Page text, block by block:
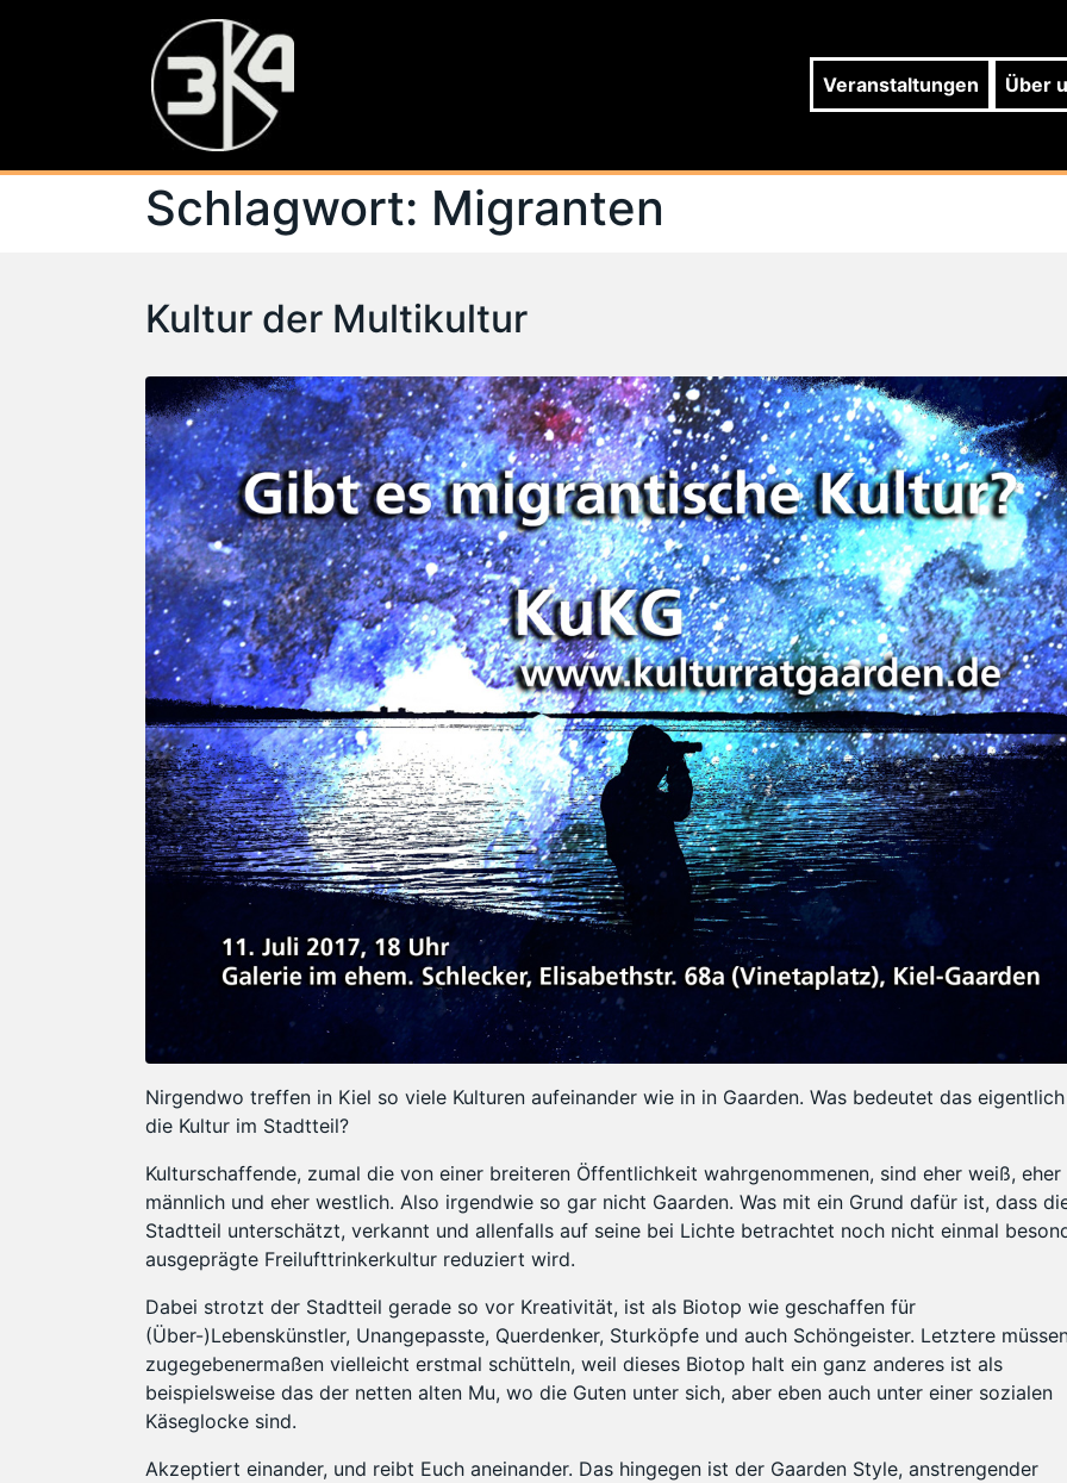
Veranstaltungen Über
Schlagwort: Migranten
Kultur der Multikultur
Nirgendwo treffen in Kiel so viele Kulturen aufeinander wie in in Gaarden. Was bedeutet das
die Kultur im Stadtteil?
Kulturschaffende, zumal die von einer breiteren Öffentlichkeit wahrgenommenen, sind eher weiß, eher
männlich und eher westlich. Also irgendwie so gar nicht Gaarden. Was mit ein Grund dafür ist, dass
Stadtteil unterschätzt, verkannt und allenfalls auf seine bei Lichte betrachtet noch nicht einmal
ausgeprägte Freilufttrinkerkultur reduziert wird.
Dabei strotzt der Stadtteil gerade so vor Kreativität, ist als Biotop wie geschaffen für
(Über-)Lebenskünstler, Unangepasste, Querdenker, Sturköpfe und auch Schöngeister. Letztere
zugegebenermaßen vielleicht erstmal schütteln, weil dieses Biotop halt ein ganz anderes ist als
beispielsweise das der netten alten Mu, wo die Guten unter sich, aber eben auch unter einer sozialen
Käseglocke sind.
Akzeptiert einander, und reibt Euch aneinander. Das hingegen ist der Gaarden Style, anstrengender